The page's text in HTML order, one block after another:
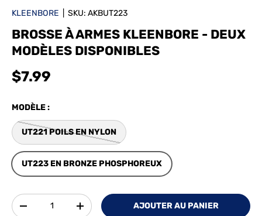
KLEENBORE SKU: AKBUT223
BROSSE À ARMES KLEENBORE - DEUX
MODÈLES DISPONIBLES
$7.99
MODÈLE :
UT221 POILS EN NYLON
UT223 EN BRONZE PHOSPHOREUX
Qté
-
+ AJOUTER AU PANIER